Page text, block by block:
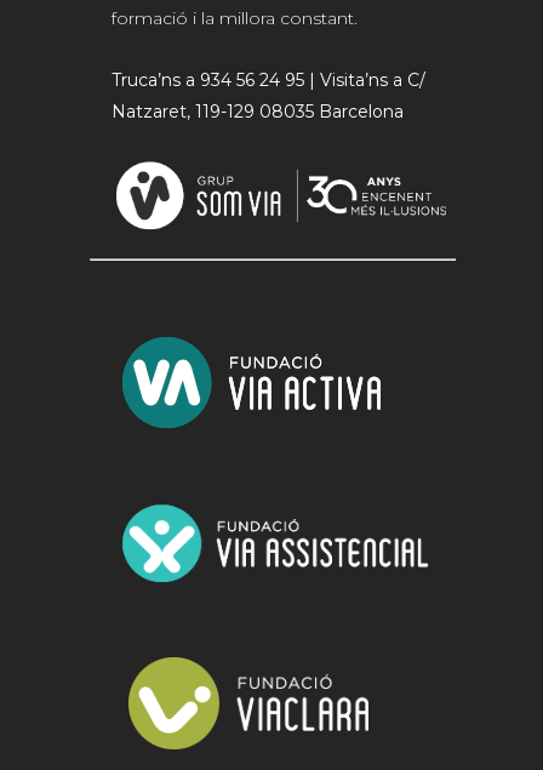
formació i la millora constant.
Truca’ns a 934 56 24 95 | Visita’ns a C/
Natzaret, 119-129 08035 Barcelona